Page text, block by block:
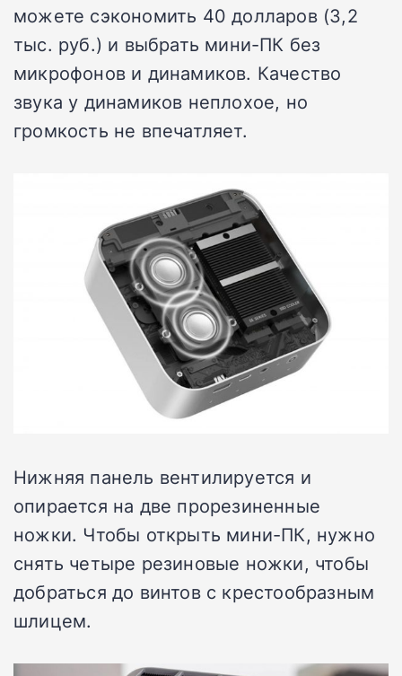
можете сэкономить 40 долларов (3,2
тыс. руб.) и выбрать мини-ПК без
микрофонов и динамиков. Качество
звука у динамиков неплохое, но
громкость не впечатляет.
Нижняя панель вентилируется и
опирается на две прорезиненные
ножки. Чтобы открыть мини-ПК, нужно
снять четыре резиновые ножки, чтобы
добраться до винтов с крестообразным
шлицем.